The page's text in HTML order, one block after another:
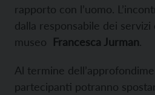
rapporto con l’uomo.
dalla responsabile dei
museo Francesca Jurman.
Al termine
partecipanti potranno